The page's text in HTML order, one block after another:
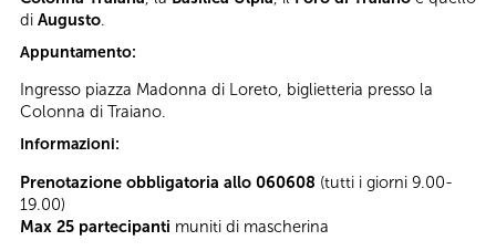
di Augusto.
Appuntamento:
Ingresso piazza Madonna di Loreto, biglietteria presso la
Colonna di Traiano.
Informazioni:
Prenotazione obbligatoria allo 060608 (tutti i giorni 9.00-
19.00)
Max 25 partecipanti muniti di mascherina